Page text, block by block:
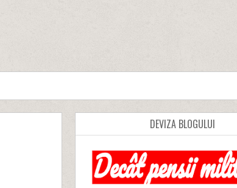
DEVIZA BLOGULUI